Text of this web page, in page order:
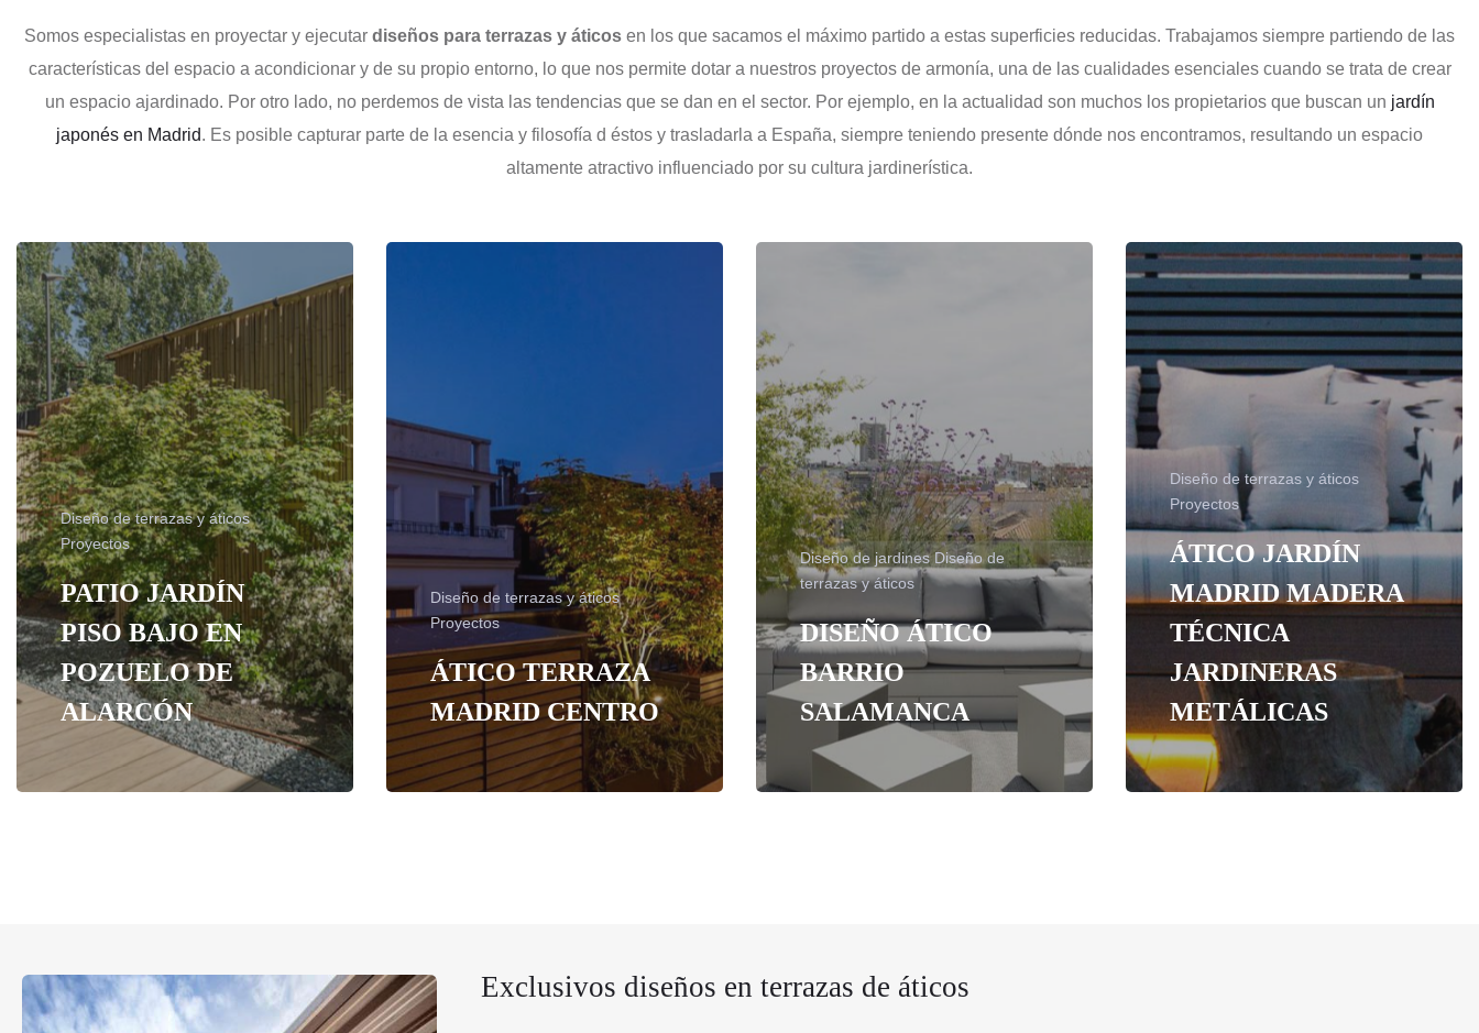
Somos especialistas en proyectar y ejecutar diseños para terrazas y áticos en los que sacamos el máximo partido a estas superficies reducidas. Trabajamos siempre partiendo de las
características del espacio a acondicionar y de su propio entorno, lo que nos permite dotar a nuestros proyectos de armonía, una de las cualidades esenciales cuando se trata de crear
un espacio ajardinado. Por otro lado, no perdemos de vista las tendencias que se dan en el sector. Por ejemplo, en la actualidad son muchos los propietarios que buscan un jardín
japonés en Madrid. Es posible capturar parte de la esencia y filosofía d éstos y trasladarla a España, siempre teniendo presente dónde nos encontramos, resultando un espacio
altamente atractivo influenciado por su cultura jardinerística.
Diseño de terrazas y áticos
Proyectos
PATIO JARDÍN
PISO BAJO EN
POZUELO DE
ALARCÓN
Diseño de terrazas y áticos
Proyectos
ÁTICO TERRAZA
MADRID CENTRO
Diseño de jardines Diseño de
terrazas y áticos
DISEÑO ÁTICO
BARRIO
SALAMANCA
Diseño de terrazas y áticos
Proyectos
ÁTICO JARDÍN
MADRID MADERA
TÉCNICA
JARDINERAS
METÁLICAS
Exclusivos diseños en terrazas de áticos